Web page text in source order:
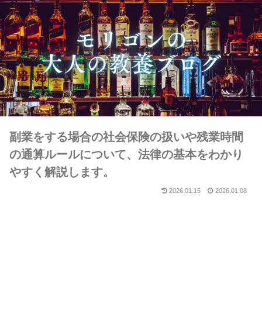
副業をする場合の社会保険の扱いや残業時間
の通算ルールについて、法律の基本をわかり
やすく解説します。
2026.01.15 2026.01.08